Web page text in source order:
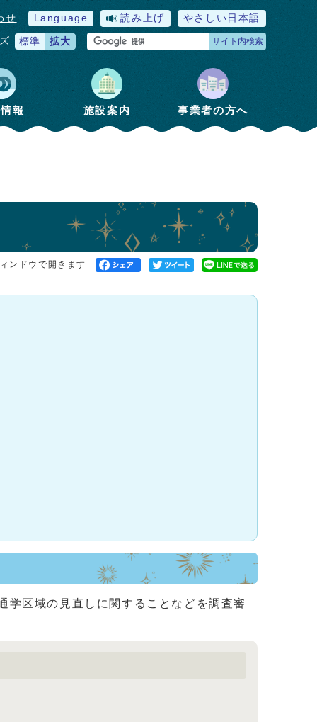
せ Language 読み上げ やさしい日本語
標準 拡大 サイト内検索
報 施設案内 事業者の方へ
ンドウで開きます
学区域の見直しに関することなどを調査審